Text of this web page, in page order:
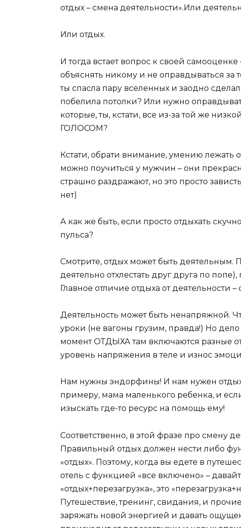
отдых – смена деятельности».Или
Или отдых.
И тогда встает вопрос к своей
объяснять никому и не оправдываться за
ты спасла пару вселенных и заодно
побелила потолки? Или нужно
которые, ты, кстати, все из-за той же
ГОЛОСОМ?
Кстати, обрати внимание, умению лежать
можно поучиться у мужчин – они
страшно раздражают, но это просто
нет)
А как же быть, если просто отдыхать
пульса?
Смотрите, отдых может быть деятельным.
деятельно отхлестать друг друга по
Главное отличие отдыха от деятельности –
Деятельность может быть ненапряжной.
уроки (не вагоны грузим, правда!) Но
момент ОТДЫХА там включаются разные
уровень напряжения в теле и износ
Нам нужны эндорфины! И нам нужен отдых
примеру, мама маленького ребенка, и
изыскать где-то ресурс на помощь ему!
Соответственно, в этой фразе про смену
Правильный отдых должен нести либо
«отдых». Поэтому, когда вы едете в
отель с функцией «все включено» –
«отдых+перезагрузка», это
Путешествие, тренинг, свидания, и
заряжать новой энергией и давать